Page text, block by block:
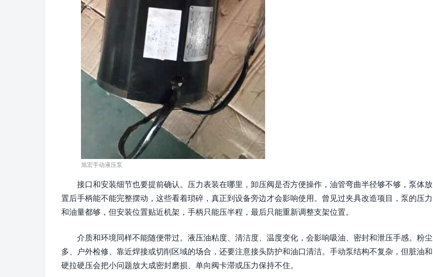
旭宏手动液压泵
接口和安装细节也要提前确认。压力表装在哪里，卸压阀是否方便操作，油管弯曲半径够不够，泵体放
置后手柄能不能完整摆动，这些看着琐碎，真正到设备旁边才会影响使用。曾见过夹具改造项目，泵的压力
和油量都够，但安装位置贴近机架，手柄只能压半程，最后只能重新调整支架位置。
介质和环境同样不能随便带过。液压油粘度、清洁度、温度变化，会影响吸油、密封和泄压手感。粉尘
多、户外检修、靠近焊接或切削区域的场合，还要注意接头防护和油口清洁。手动泵结构不复杂，但脏油和
硬拉硬压会把小问题放大成密封磨损、单向阀卡滞或压力保持不住。